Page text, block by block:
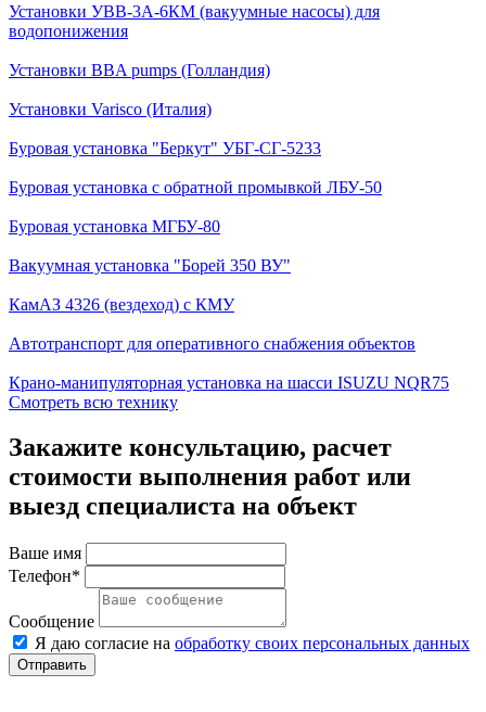
Установки УВВ-3А-6КМ (вакуумные насосы) для
водопонижения
Установки BBA pumps (Голландия)
Установки Varisco (Италия)
Буровая установка "Беркут" УБГ-СГ-5233
Буровая установка с обратной промывкой ЛБУ-50
Буровая установка МГБУ-80
Вакуумная установка "Борей 350 ВУ"
КамАЗ 4326 (вездеход) с КМУ
Автотранспорт для оперативного снабжения объектов
Крано-манипуляторная установка на шасси ISUZU NQR75
Смотреть всю технику
Закажите консультацию, расчет
стоимости выполнения работ или
выезд специалиста на объект
Ваше имя
Телефон*
Сообщение
Я даю согласие на обработку своих персональных данных
Отправить